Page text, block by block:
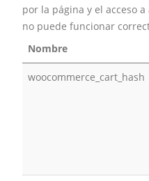
por la página y el acceso
no puede funcionar
Nombre
woocommerce_cart_hash